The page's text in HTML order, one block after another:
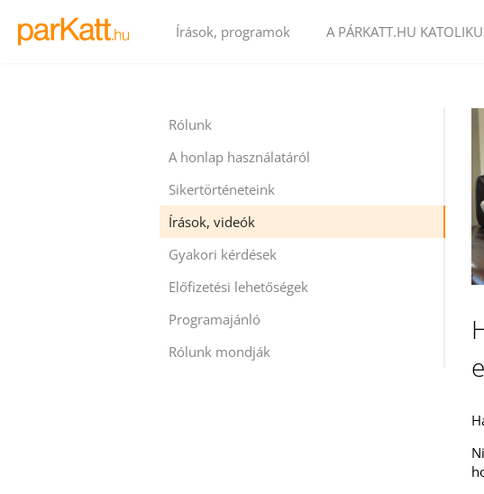
Írások, programok A PÁRKATT.HU
Rólunk
A honlap használatáról
Sikertörténeteink
Írások, videók
Gyakori kérdések
Előfizetési lehetőségek
Programajánló
Rólunk mondják